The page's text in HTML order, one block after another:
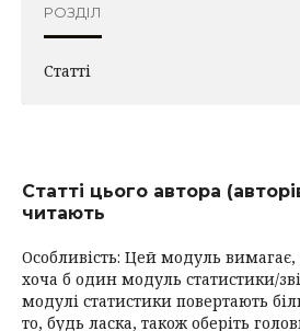
РОЗДІЛ
Статті
Статті цього автора
читають
Особливість: Цей модуль
хоча б один модуль статистики/
модулі статистики повертають
то, будь ласка, також оберіть